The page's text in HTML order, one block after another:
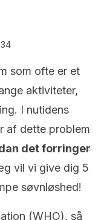
som ofte er et
aktiviteter,
I nutidens
af dette problem
det forringer
vil vi give dig 5
søvnløshed!
(WHO), så